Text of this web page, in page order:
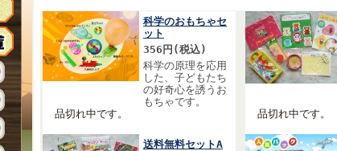
品切れ中です。
科学のおもちゃセ
ット
356円(税込)
科学の原理を応用
した、子どもたち
の好奇心を誘うお
もちゃです。
品切れ中です。
送料無料セットA